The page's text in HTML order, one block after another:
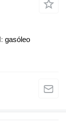
gasóleo